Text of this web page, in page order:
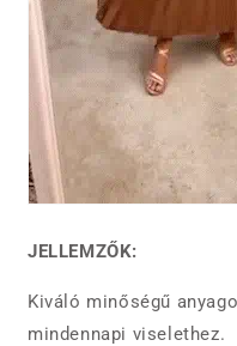
JELLEMZŐK:
Kiváló minőségű
mindennapi viselethez.